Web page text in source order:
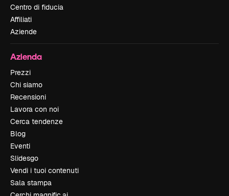
Centro di fiducia
Affiliati
Aziende
Azienda
Prezzi
Chi siamo
Recensioni
Lavora con noi
Cerca tendenze
Blog
Eventi
Slidesgo
Vendi i tuoi contenuti
Sala stampa